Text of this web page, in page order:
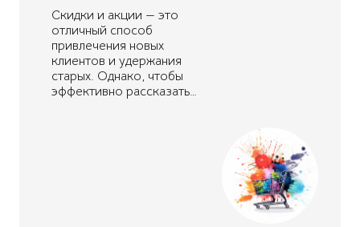
Скидки и акции — это
отличный способ
привлечения новых
клиентов и удержания
старых. Однако, чтобы
эффективно рассказать…